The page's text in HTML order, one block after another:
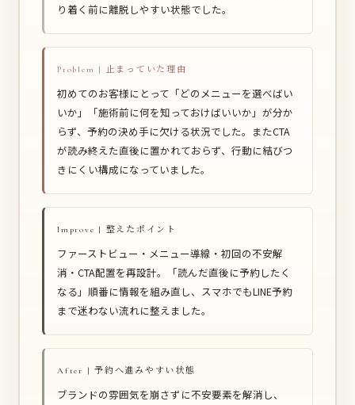
り着く前に離脱しやすい状態でした。
Problem | 止まっていた理由
初めてのお客様にとって「どのメニューを選べばい
いか」「施術前に何を知っておけばいいか」が分か
らず、予約の決め手に欠ける状況でした。またCTA
が読み終えた直後に置かれておらず、行動に結びつ
きにくい構成になっていました。
Improve | 整えたポイント
ファーストビュー・メニュー導線・初回の不安解
消・CTA配置を再設計。「読んだ直後に予約したく
なる」順番に情報を組み直し、スマホでもLINE予約
まで迷わない流れに整えました。
After | 予約へ進みやすい状態
ブランドの雰囲気を崩さずに不安要素を解消し、